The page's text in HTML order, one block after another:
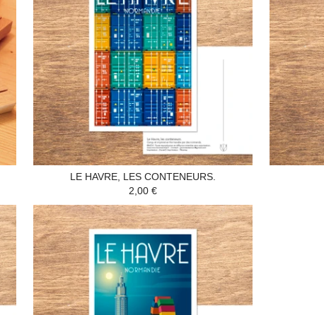
LE HAVRE, LES CONTENEURS.
2,00 €